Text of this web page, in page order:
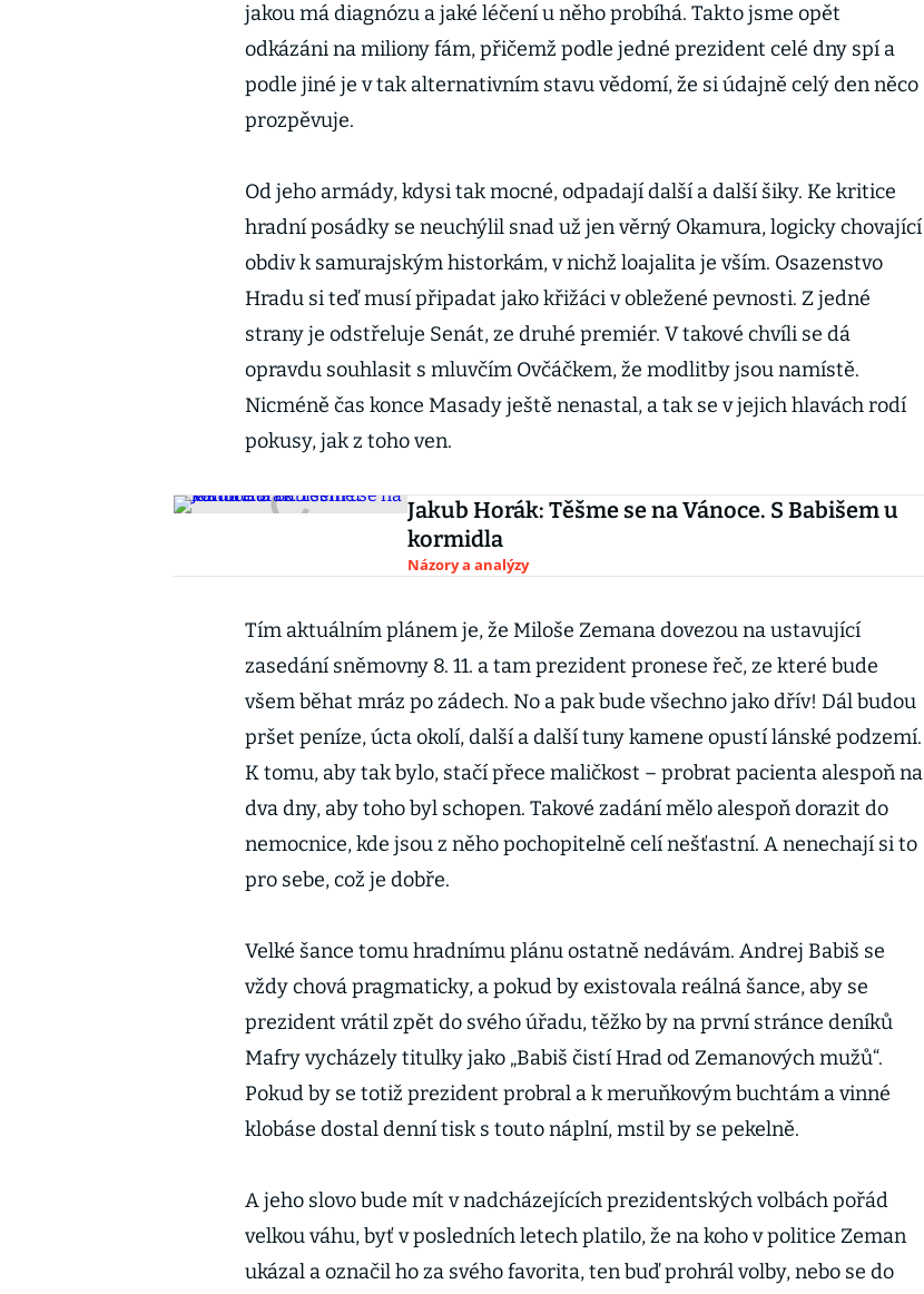
jakou má diagnózu a jaké léčení u něho probíhá. Takto jsme opět
odkázáni na miliony fám, přičemž podle jedné prezident celé dny spí a
podle jiné je v tak alternativním stavu vědomí, že si údajně celý den něco
prozpěvuje.
Od jeho armády, kdysi tak mocné, odpadají další a další šiky. Ke kritice
hradní posádky se neuchýlil snad už jen věrný Okamura, logicky chovající
obdiv k samurajským historkám, v nichž loajalita je vším. Osazenstvo
Hradu si teď musí připadat jako křižáci v obležené pevnosti. Z jedné
strany je odstřeluje Senát, ze druhé premiér. V takové chvíli se dá
opravdu souhlasit s mluvčím Ovčáčkem, že modlitby jsou namístě.
Nicméně čas konce Masady ještě nenastal, a tak se v jejich hlavách rodí
pokusy, jak z toho ven.
Jakub Horák: Těšme se na Vánoce. S Babišem u
kormidla
Názory a analýzy
Tím aktuálním plánem je, že Miloše Zemana dovezou na ustavující
zasedání sněmovny 8. 11. a tam prezident pronese řeč, ze které bude
všem běhat mráz po zádech. No a pak bude všechno jako dřív! Dál budou
pršet peníze, úcta okolí, další a další tuny kamene opustí lánské podzemí.
K tomu, aby tak bylo, stačí přece maličkost – probrat pacienta alespoň na
dva dny, aby toho byl schopen. Takové zadání mělo alespoň dorazit do
nemocnice, kde jsou z něho pochopitelně celí nešťastní. A nenechají si to
pro sebe, což je dobře.
Velké šance tomu hradnímu plánu ostatně nedávám. Andrej Babiš se
vždy chová pragmaticky, a pokud by existovala reálná šance, aby se
prezident vrátil zpět do svého úřadu, těžko by na první stránce deníků
Mafry vycházely titulky jako „Babiš čistí Hrad od Zemanových mužů“.
Pokud by se totiž prezident probral a k meruňkovým buchtám a vinné
klobáse dostal denní tisk s touto náplní, mstil by se pekelně.
A jeho slovo bude mít v nadcházejících prezidentských volbách pořád
velkou váhu, byť v posledních letech platilo, že na koho v politice Zeman
ukázal a označil ho za svého favorita, ten buď prohrál volby, nebo se do